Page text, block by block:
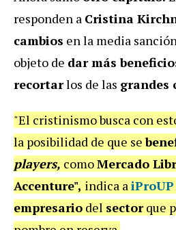
responden a Cristina
cambios en la media
objeto de dar más
recortarlos de las grandes
"El cristinismo busca con
la posibilidad de que se
players, comoMercado
Accenture", indica a iProUP
empresario del sectorque